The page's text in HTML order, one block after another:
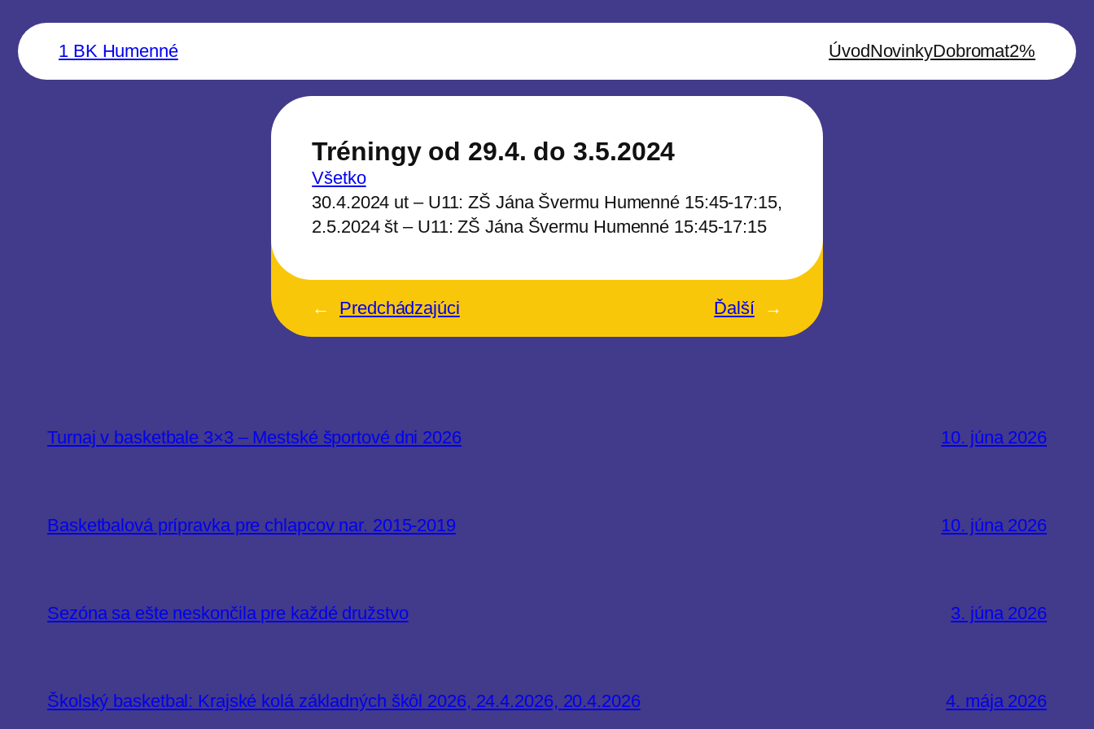
1 BK Humenné ÚvodNovinkyDobromat2%
Tréningy od 29.4. do 3.5.2024
Všetko
30.4.2024 ut – U11: ZŠ Jána Švermu Humenné 15:45-17:15,
2.5.2024 št – U11: ZŠ Jána Švermu Humenné 15:45-17:15
← Predchádzajúci Ďalší →
Turnaj v basketbale 3×3 – Mestské športové dni 2026 10. júna 2026
Basketbalová prípravka pre chlapcov nar. 2015-2019 10. júna 2026
Sezóna sa ešte neskončila pre každé družstvo 3. júna 2026
Školský basketbal: Krajské kolá základných škôl 2026, 24.4.2026, 20.4.2026 4. mája 2026